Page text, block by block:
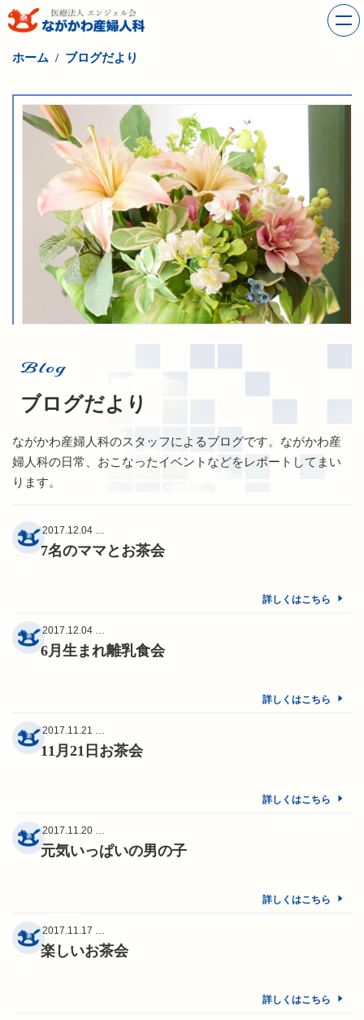
ホーム ブログだより
Blog
ブログだより
ながかわ産婦人科のスタッフによるブログです。ながかわ産
婦人科の日常、おこなったイベントなどをレポートしてまい
ります。
2017.12.04 …
7名のママとお茶会
詳しくはこちら
2017.12.04 …
6月生まれ離乳食会
詳しくはこちら
2017.11.21 …
11月21日お茶会
詳しくはこちら
2017.11.20 …
元気いっぱいの男の子
詳しくはこちら
2017.11.17 …
楽しいお茶会
詳しくはこちら